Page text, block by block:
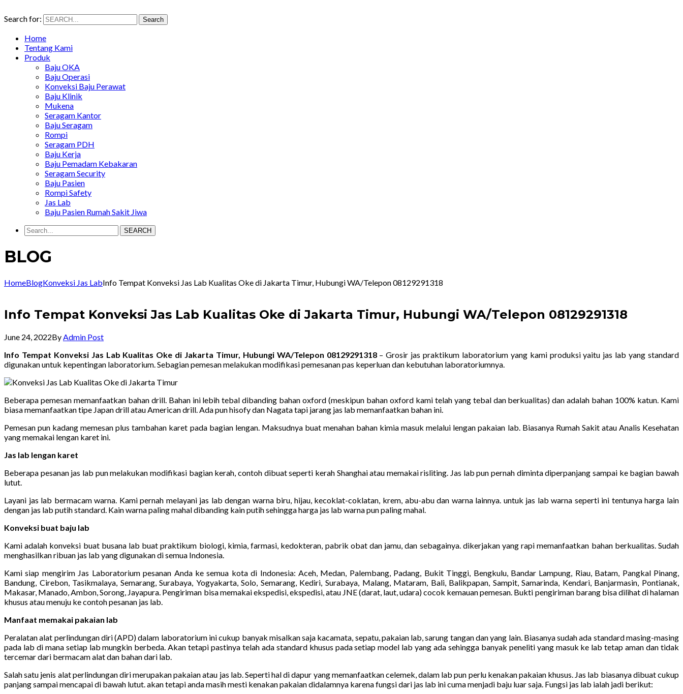
Search for: Search
Home
Tentang Kami
Produk
Baju OKA
Baju Operasi
Konveksi Baju Perawat
Baju Klinik
Mukena
Seragam Kantor
Baju Seragam
Rompi
Seragam PDH
Baju Kerja
Baju Pemadam Kebakaran
Seragam Security
Baju Pasien
Rompi Safety
Jas Lab
Baju Pasien Rumah Sakit Jiwa
SEARCH
BLOG
HomeBlogKonveksi Jas LabInfo Tempat Konveksi Jas Lab Kualitas Oke di Jakarta Timur, Hubungi WA/Telepon 08129291318
Info Tempat Konveksi Jas Lab Kualitas Oke di Jakarta Timur, Hubungi WA/Telepon 08129291318
June 24, 2022By Admin Post
Info Tempat Konveksi Jas Lab Kualitas Oke di Jakarta Timur, Hubungi WA/Telepon 08129291318– Grosir jas praktikum laboratorium yang kami produksi yaitu jas lab yang standard
digunakan untuk kepentingan laboratorium. Sebagian pemesan melakukan modifikasi pemesanan pas keperluan dan kebutuhan laboratoriumnya.
Beberapa pemesan memanfaatkan bahan drill. Bahan ini lebih tebal dibanding bahan oxford (meskipun bahan oxford kami telah yang tebal dan berkualitas) dan adalah bahan 100% katun. Kami
biasa memanfaatkan tipe Japan drill atau American drill. Ada pun hisofy dan Nagata tapi jarang jas lab memanfaatkan bahan ini.
Pemesan pun kadang memesan plus tambahan karet pada bagian lengan. Maksudnya buat menahan bahan kimia masuk melalui lengan pakaian lab. Biasanya Rumah Sakit atau Analis Kesehatan
yang memakai lengan karet ini.
Jas lab lengan karet
Beberapa pesanan jas lab pun melakukan modifikasi bagian kerah, contoh dibuat seperti kerah Shanghai atau memakai risliting. Jas lab pun pernah diminta diperpanjang sampai ke bagian bawah
lutut.
Layani jas lab bermacam warna. Kami pernah melayani jas lab dengan warna biru, hijau, kecoklat-coklatan, krem, abu-abu dan warna lainnya. untuk jas lab warna seperti ini tentunya harga lain
dengan jas lab putih standard. Kain warna paling mahal dibanding kain putih sehingga harga jas lab warna pun paling mahal.
Konveksi buat baju lab
Kami adalah konveksi buat busana lab buat praktikum biologi, kimia, farmasi, kedokteran, pabrik obat dan jamu, dan sebagainya. dikerjakan yang rapi memanfaatkan bahan berkualitas. Sudah
menghasilkan ribuan jas lab yang digunakan di semua Indonesia.
Kami siap mengirim Jas Laboratorium pesanan Anda ke semua kota di Indonesia: Aceh, Medan, Palembang, Padang, Bukit Tinggi, Bengkulu, Bandar Lampung, Riau, Batam, Pangkal Pinang,
Bandung, Cirebon, Tasikmalaya, Semarang, Surabaya, Yogyakarta, Solo, Semarang, Kediri, Surabaya, Malang, Mataram, Bali, Balikpapan, Sampit, Samarinda, Kendari, Banjarmasin, Pontianak,
Makasar, Manado, Ambon, Sorong, Jayapura. Pengiriman bisa memakai ekspedisi, ekspedisi, atau JNE (darat, laut, udara) cocok kemauan pemesan. Bukti pengiriman barang bisa dilihat di halaman
khusus atau menuju ke contoh pesanan jas lab.
Manfaat memakai pakaian lab
Peralatan alat perlindungan diri (APD) dalam laboratorium ini cukup banyak misalkan saja kacamata, sepatu, pakaian lab, sarung tangan dan yang lain. Biasanya sudah ada standard masing-masing
pada lab di mana setiap lab mungkin berbeda. Akan tetapi pastinya telah ada standard khusus pada setiap model lab yang ada sehingga banyak peneliti yang masuk ke lab tetap aman dan tidak
tercemar dari bermacam alat dan bahan dari lab.
Salah satu jenis alat perlindungan diri merupakan pakaian atau jas lab. Seperti hal di dapur yang memanfaatkan celemek, dalam lab pun perlu kenakan pakaian khusus. Jas lab biasanya dibuat cukup
panjang sampai mencapai di bawah lutut. akan tetapi anda masih mesti kenakan pakaian didalamnya karena fungsi dari jas lab ini cuma menjadi baju luar saja. Fungsi jas lab ialah jadi berikut: